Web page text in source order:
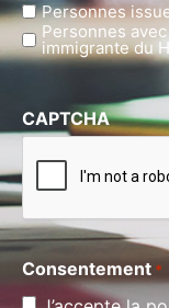
Personnes
Personnes
immigrante du
CAPTCHA
Consentement *